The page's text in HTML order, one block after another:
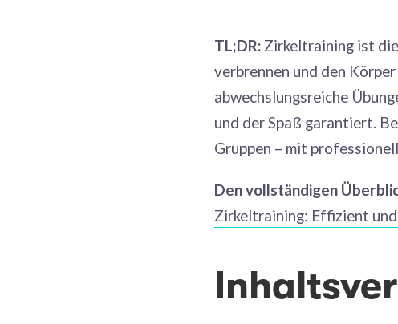
TL;DR: Zirkeltraining ist
verbrennen und den
abwechslungsreiche
und der Spaß garantiert.
Gruppen – mit
Den vollständigen
Zirkeltraining: Effizient